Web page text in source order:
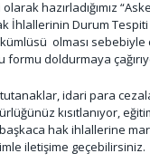
hazırladığımız
İhlallerinin Durum Tespiti
olması sebebiyle
formu doldurmaya
idari para
kısıtlanıyor,
hak ihlallerine
iletişime geçebilirsiniz.